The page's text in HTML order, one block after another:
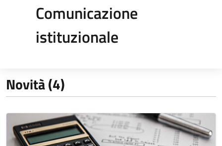
Comunicazione
istituzionale
Novità (4)